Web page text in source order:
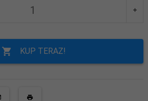
KUP TERAZ!